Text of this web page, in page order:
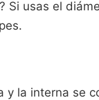
Si usas el
la interna se